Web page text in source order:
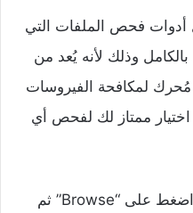
فحص الملفات التي
وذلك لأنه يُعد من
أقوى المواقع التي تستخدم 20 مُحرك لمكافحة الفيروسات
ممتاز لك لفحص أي
قم بالولوج إلى الموقع ثم اضغط على “Browse” ثم